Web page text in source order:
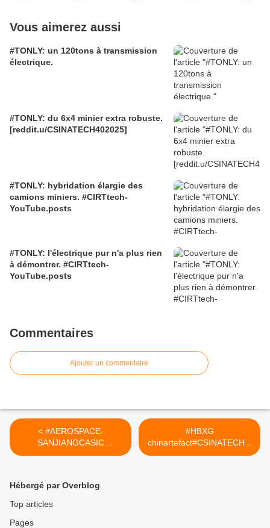
Vous aimerez aussi
#TONLY: un 120tons à transmission
électrique.
#TONLY: du 6x4 minier extra robuste.
[reddit.u/CSINATECH402025]
#TONLY: hybridation élargie des
camions miniers. #CIRTtech-
YouTube.posts
#TONLY: l'électrique pur n'a plus rien
à démontrer. #CIRTtech-
YouTube.posts
Commentaires
Ajouter un commentaire
< #AEROSPACE-
SANJIANGCASIC
chinartefact#CSINATECH4.
#HBXG
chinartefact#CSINATECH4.
02025 >
Hébergé par Overblog
Top articles
Pages